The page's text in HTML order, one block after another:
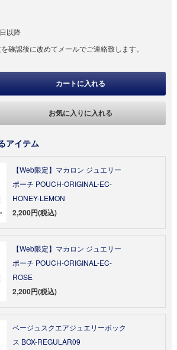
以降
確認後に改めてメールでご連絡致します。
カートに入れる
お気に入りに入れる
アイテム
【Web限定】マカロン ジュエリー
ポーチ POUCH-ORIGINAL-EC-
HONEY-LEMON
2,200円(税込)
【Web限定】マカロン ジュエリー
ポーチ POUCH-ORIGINAL-EC-
ROSE
2,200円(税込)
ベージュスクエアジュエリーボック
ス BOX-REGULAR09